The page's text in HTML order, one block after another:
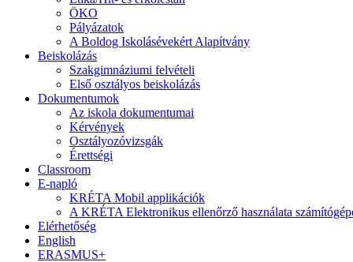
Művészeti
Szakgimnázium
ÖKO
Pályázatok
A Boldog Iskolásévekért Alapítvány
Beiskolázás
Szakgimnáziumi felvételi
Első osztályos beiskolázás
Dokumentumok
Az iskola dokumentumai
Kérvények
Osztályozóvizsgák
Érettségi
Classroom
E-napló
KRÉTA Mobil applikációk
A KRÉTA Elektronikus ellenőrző használata
Elérhetőség
English
ERASMUS+